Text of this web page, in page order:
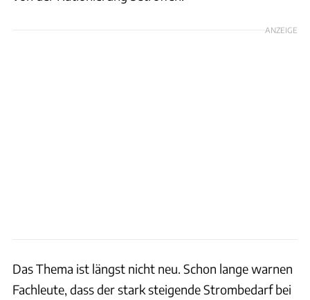
ANZEIGE
Das Thema ist längst nicht neu. Schon lange warnen
Fachleute, dass der stark steigende Strombedarf bei